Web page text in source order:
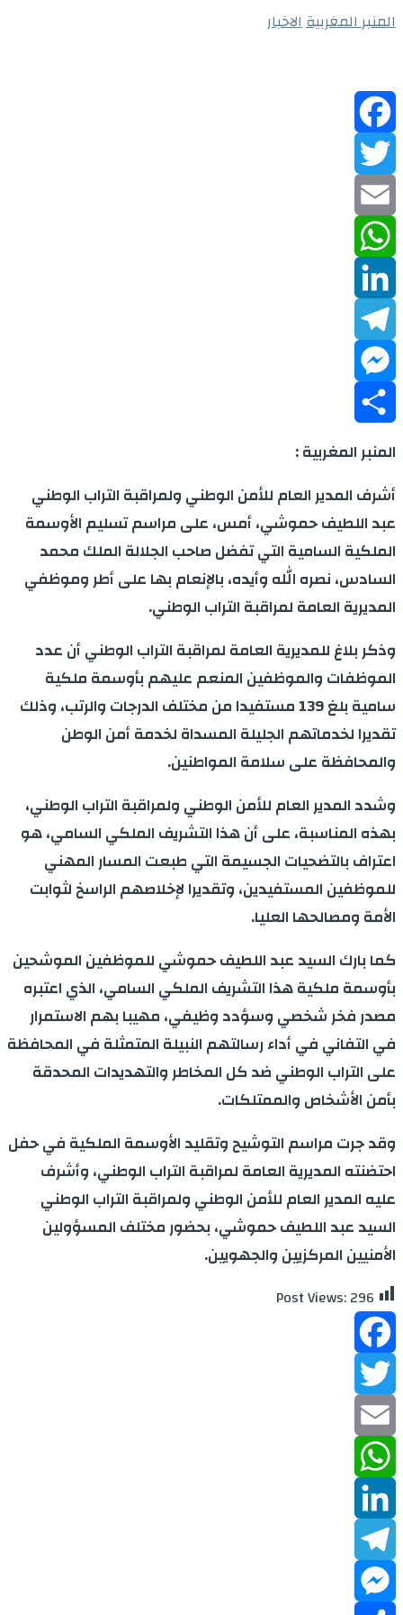
المنبر المغربيةالاخبار
Facebook
Twitter
Email
WhatsApp
LinkedIn
Telegram
Messenger
Share
المنبر المغربية :
أشرف المدير العام للأمن الوطني ولمراقبة التراب الوطني
عبد اللطيف حموشي، أمس، على مراسم تسليم الأوسمة
الملكية السامية التي تفضل صاحب الجلالة الملك محمد
السادس، نصره الله وأيده، بالإنعام بها على أطر وموظفي
المديرية العامة لمراقبة التراب الوطني.
وذكر بلاغ للمديرية العامة لمراقبة التراب الوطني أن عدد
الموظفات والموظفين المنعم عليهم بأوسمة ملكية
سامية بلغ 139 مستفيدا من مختلف الدرجات والرتب، وذلك
تقديرا لخدماتهم الجليلة المسداة لخدمة أمن الوطن
والمحافظة على سلامة المواطنين.
وشدد المدير العام للأمن الوطني ولمراقبة التراب الوطني،
بهذه المناسبة، على أن هذا التشريف الملكي السامي، هو
اعتراف بالتضحيات الجسيمة التي طبعت المسار المهني
للموظفين المستفيدين، وتقديرا لإخلاصهم الراسخ لثوابت
الأمة ومصالحها العليا.
كما بارك السيد عبد اللطيف حموشي للموظفين الموشحين
بأوسمة ملكية هذا التشريف الملكي السامي، الذي اعتبره
مصدر فخر شخصي وسؤدد وظيفي، مهيبا بهم الاستمرار
في التفاني في أداء رسالتهم النبيلة المتمثلة في المحافظة
على التراب الوطني ضد كل المخاطر والتهديدات المحدقة
بأمن الأشخاص والممتلكات.
وقد جرت مراسم التوشيح وتقليد الأوسمة الملكية في حفل
احتضنته المديرية العامة لمراقبة التراب الوطني، وأشرف
عليه المدير العام للأمن الوطني ولمراقبة التراب الوطني
السيد عبد اللطيف حموشي، بحضور مختلف المسؤولين
الأمنيين المركزيين والجهويين.
Post Views:296
Facebook
Twitter
Email
WhatsApp
LinkedIn
Telegram